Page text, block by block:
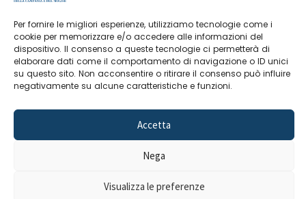
Per fornire le migliori esperienze, utilizziamo tecnologie come i
cookie per memorizzare e/o accedere alle informazioni del
dispositivo. Il consenso a queste tecnologie ci permetterà di
elaborare dati come il comportamento di navigazione o ID unici
su questo sito. Non acconsentire o ritirare il consenso può influire
negativamente su alcune caratteristiche e funzioni.
Accetta
Nega
Visualizza le preferenze
o
n
ar
i.it
Privacy Policy